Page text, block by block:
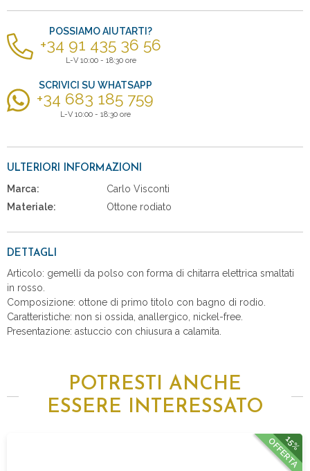
POSSIAMO AIUTARTI?
+34 91 435 36 56
L-V 10:00 - 18:30 ore
SCRIVICI SU WHATSAPP
+34 683 185 759
L-V 10:00 - 18:30 ore
ULTERIORI INFORMAZIONI
Marca:
Carlo Visconti
Materiale:
Ottone rodiato
DETTAGLI
Articolo: gemelli da polso con forma di chitarra elettrica smaltati
in rosso.
Composizione: ottone di primo titolo con bagno di rodio.
Caratteristiche: non si ossida, anallergico, nickel-free.
Presentazione: astuccio con chiusura a calamita.
POTRESTI ANCHE
ESSERE INTERESSATO
15%
OFFERTA